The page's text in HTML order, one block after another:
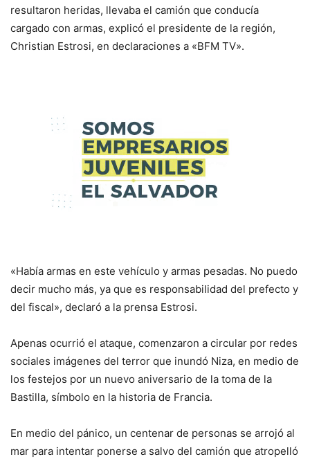
resultaron heridas, llevaba el camión que conducía
cargado con armas, explicó el presidente de la región,
Christian Estrosi, en declaraciones a «BFM TV».
«Había armas en este vehículo y armas pesadas. No puedo
decir mucho más, ya que es responsabilidad del prefecto y
del fiscal», declaró a la prensa Estrosi.
Apenas ocurrió el ataque, comenzaron a circular por redes
sociales imágenes del terror que inundó Niza, en medio de
los festejos por un nuevo aniversario de la toma de la
Bastilla, símbolo en la historia de Francia.
En medio del pánico, un centenar de personas se arrojó al
mar para intentar ponerse a salvo del camión que atropelló